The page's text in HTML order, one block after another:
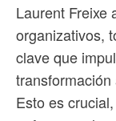
Laurent Freixe
organizativos,
clave que
Esto es